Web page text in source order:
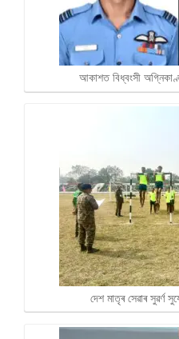
আকাশত বিধ্বংসী
দেশ মাতৃৰ সেৱাৰ সুৱৰ্ণ